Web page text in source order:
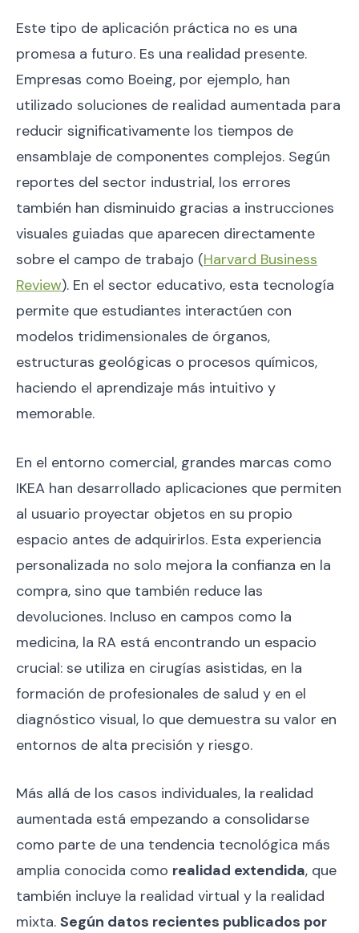
Este tipo de aplicación práctica no es una
promesa a futuro. Es una realidad presente.
Empresas como Boeing, por ejemplo, han
utilizado soluciones de realidad aumentada para
reducir significativamente los tiempos de
ensamblaje de componentes complejos. Según
reportes del sector industrial, los errores
también han disminuido gracias a instrucciones
visuales guiadas que aparecen directamente
sobre el campo de trabajo (Harvard Business
Review). En el sector educativo, esta tecnología
permite que estudiantes interactúen con
modelos tridimensionales de órganos,
estructuras geológicas o procesos químicos,
haciendo el aprendizaje más intuitivo y
memorable.
En el entorno comercial, grandes marcas como
IKEA han desarrollado aplicaciones que permiten
al usuario proyectar objetos en su propio
espacio antes de adquirirlos. Esta experiencia
personalizada no solo mejora la confianza en la
compra, sino que también reduce las
devoluciones. Incluso en campos como la
medicina, la RA está encontrando un espacio
crucial: se utiliza en cirugías asistidas, en la
formación de profesionales de salud y en el
diagnóstico visual, lo que demuestra su valor en
entornos de alta precisión y riesgo.
Más allá de los casos individuales, la realidad
aumentada está empezando a consolidarse
como parte de una tendencia tecnológica más
amplia conocida como realidad extendida, que
también incluye la realidad virtual y la realidad
mixta. Según datos recientes publicados por